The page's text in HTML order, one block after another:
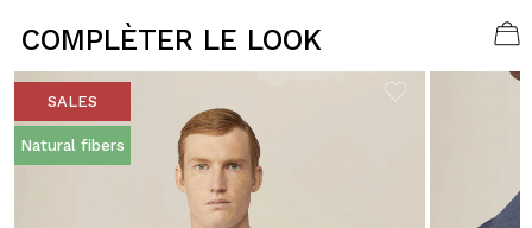
COMPLÈTER LE LOOK
SALES
Natural fibers